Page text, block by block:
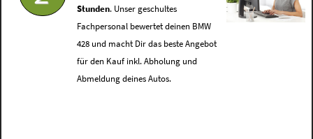
Stunden. Unser geschultes
Fachpersonal bewertet deinen BMW
428 und macht Dir das beste Angebot
für den Kauf inkl. Abholung und
Abmeldung deines Autos.